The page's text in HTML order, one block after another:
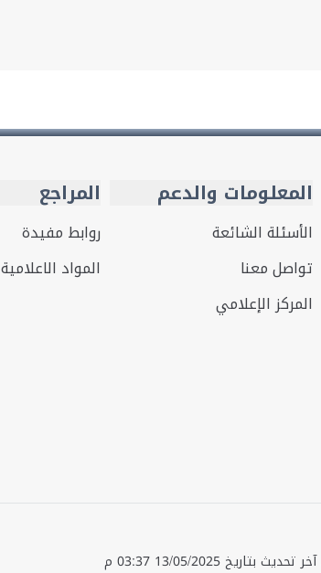
المعلومات والدعم
الأسئلة الشائعة
تواصل معنا
المركز الإعلامي
المراجع
روابط مفيدة
المواد الاعلامية
آخر تحديث بتاريخ13/05/2025 03:37 م